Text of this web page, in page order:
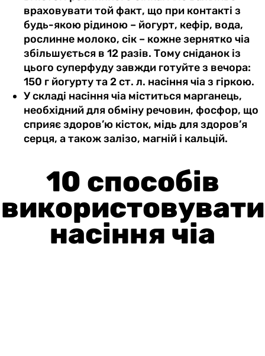
враховувати той факт, що при контакті з
будь-якою рідиною – йогурт, кефір, вода,
рослинне молоко, сік – кожне зернятко чіа
збільшується в 12 разів. Тому сніданок із
цього суперфуду завжди готуйте з вечора:
150 г йогурту та 2 ст. л. насіння чіа з гіркою.
У складі насіння чіа міститься марганець,
необхідний для обміну речовин, фосфор, що
сприяє здоров’ю кісток, мідь для здоров’я
серця, а також залізо, магній і кальцій.
10 способів
використовувати
насіння чіа